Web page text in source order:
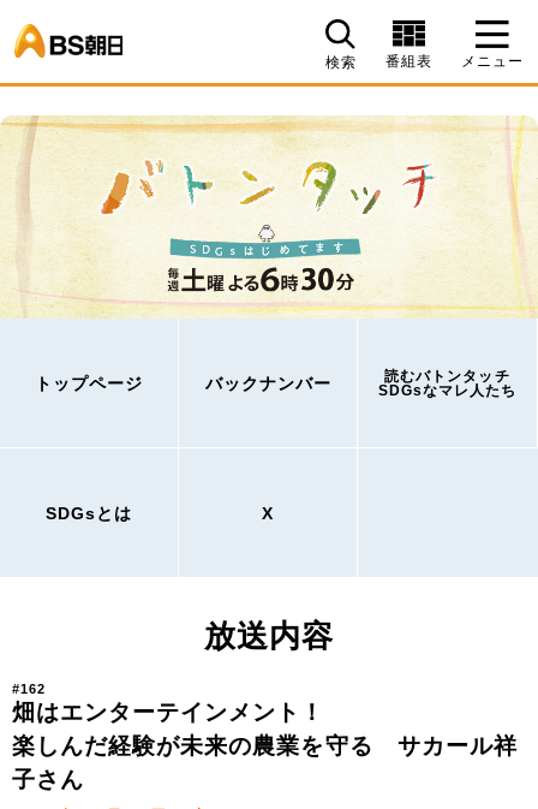
検索 番組表 メニュー
トップページ バックナンバー
読むバトンタッチ
SDGsなマレ人たち
SDGsとは X
放送内容
#162
畑はエンターテインメント！
楽しんだ経験が未来の農業を守る サカール祥
子さん